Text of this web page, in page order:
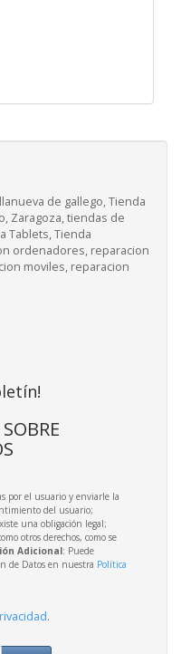
de gallego, Tienda
Zaragoza, tiendas de
Tablets, Tienda
ordenadores, reparacion
moviles, reparacion
por el usuario y enviarle la
del usuario;
una obligación legal;
otros derechos, como se
Adicional: Puede
de Datos en nuestra Política
.